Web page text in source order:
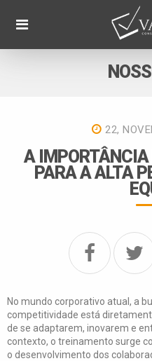
22,
A
PARA A ALTA
No mundo corporativo atual, a
competitividade está
de se adaptarem, inovarem e
contexto, o treinamento surge
o desenvolvimento dos